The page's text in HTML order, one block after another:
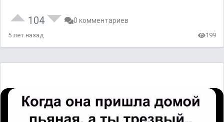
104 0 комментариев
5 лет назад 199